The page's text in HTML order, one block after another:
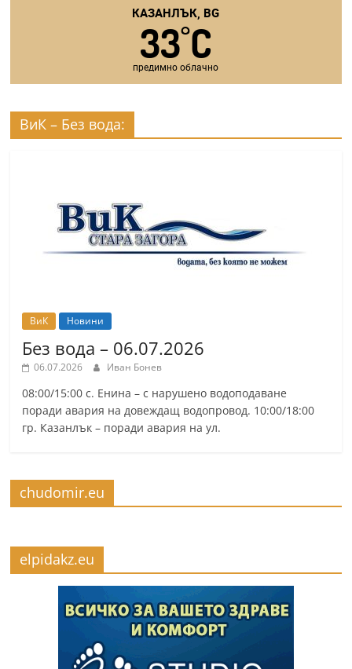
КАЗАНЛЪК, BG
33°C
предимно облачно
ВиК – Без вода:
ВиК Новини
Без вода – 06.07.2026
06.07.2026 Иван Бонев
08:00/15:00 с. Енина – с нарушено водоподаване
поради авария на довеждащ водопровод. 10:00/18:00
гр. Казанлък – поради авария на ул.
chudomir.eu
elpidakz.eu